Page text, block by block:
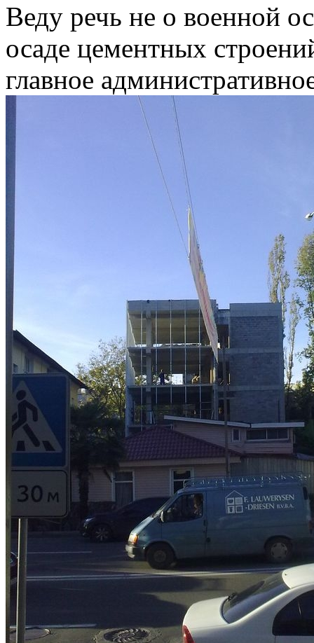
Веду речь не о военной
осаде цементных
главное